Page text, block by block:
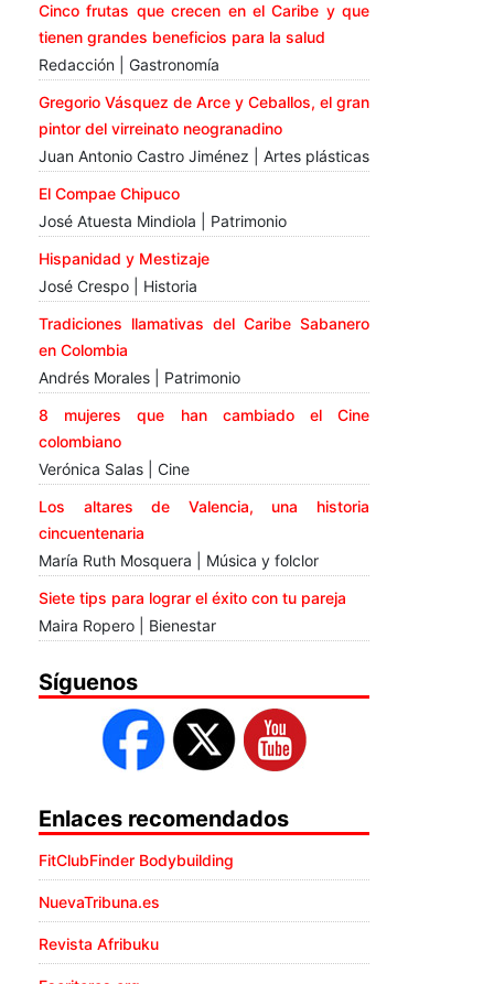
Cinco frutas que crecen en el Caribe y que
tienen grandes beneficios para la salud
Redacción | Gastronomía
Gregorio Vásquez de Arce y Ceballos, el gran
pintor del virreinato neogranadino
Juan Antonio Castro Jiménez | Artes plásticas
El Compae Chipuco
José Atuesta Mindiola | Patrimonio
Hispanidad y Mestizaje
José Crespo | Historia
Tradiciones llamativas del Caribe Sabanero
en Colombia
Andrés Morales | Patrimonio
8 mujeres que han cambiado el Cine
colombiano
Verónica Salas | Cine
Los altares de Valencia, una historia
cincuentenaria
María Ruth Mosquera | Música y folclor
Siete tips para lograr el éxito con tu pareja
Maira Ropero | Bienestar
Síguenos
Enlaces recomendados
FitClubFinder Bodybuilding
NuevaTribuna.es
Revista Afribuku